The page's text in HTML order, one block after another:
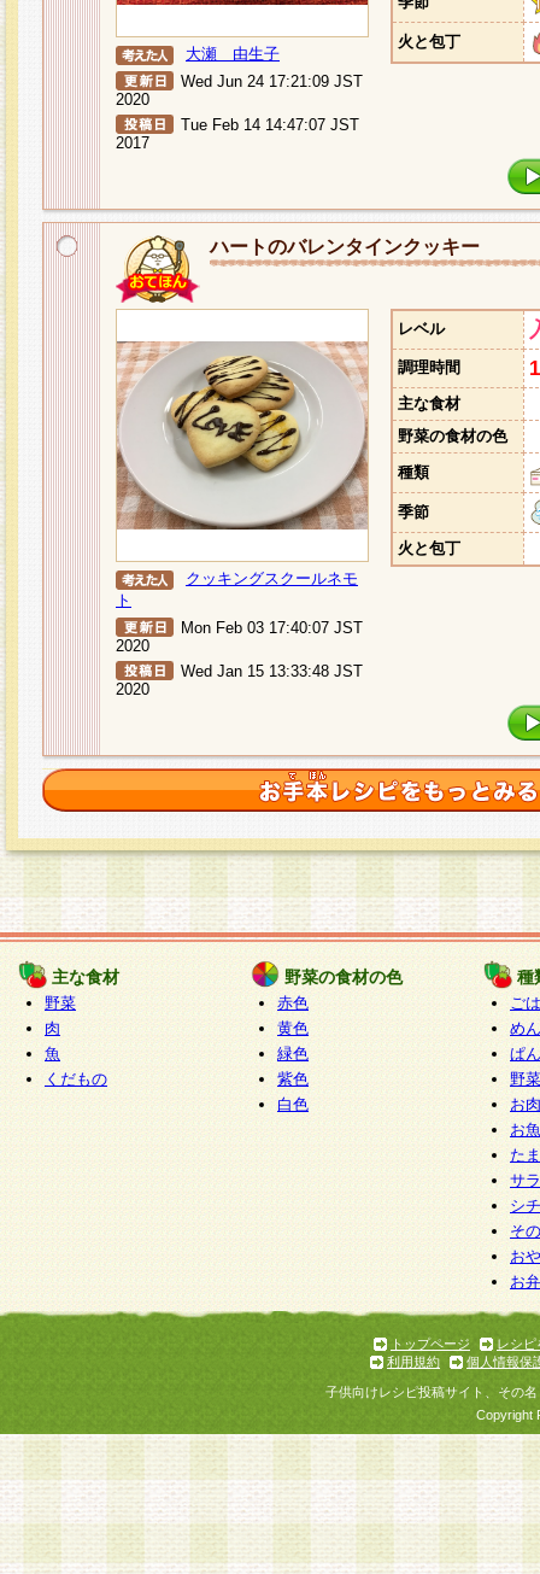
大瀬 由生子
Wed Jun 24 17:21:09 JST
2020
Tue Feb 14 14:47:07 JST
2017
火と包丁
ハートのバレンタインクッキー
クッキングスクールネモ
ト
Mon Feb 03 17:40:07 JST
2020
Wed Jan 15 13:33:48 JST
2020
レベル
調理時間
主な食材
野菜の食材の色
種類
季節
火と包丁
主な食材
野菜
肉
魚
くだもの
野菜の食材の色
赤色
黄色
緑色
紫色
白色
種
ご
めん
ぱん
野
お
お
た
サ
シ
そ
お
お
トップページ
レシピ
利用規約
個人情報保
子供向けレシピ投稿サイト、その
Copyright